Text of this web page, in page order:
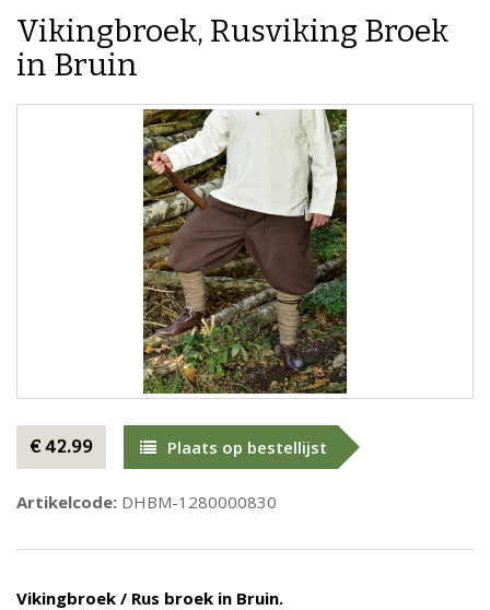
Vikingbroek, Rusviking Broek
in Bruin
€ 42.99 Plaats op bestellijst
Artikelcode: DHBM-1280000830
Vikingbroek / Rus broek in Bruin.